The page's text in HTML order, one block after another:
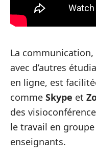
La
avec d’autres
en ligne, est
comme Skype et
des
le travail en
enseignants.